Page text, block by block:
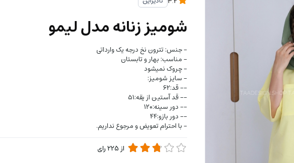
شومیز زنانه مدل لیمو
- جنس: تترون نخ درجه یک وارداتی
- مناسب: بهار و تابستان
- چروک نمیشود
- سایز شومیز:
-- قد:۶۲
-- قد آستین از یقه:۵۱
-- دور سینه:۱۲۰
-- دور بازو:۴۴
- با احترام تعویض و مرجوع نداریم.
از225رای